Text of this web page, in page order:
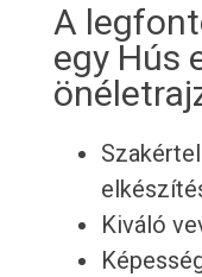
A
egy Hús
Kiváló